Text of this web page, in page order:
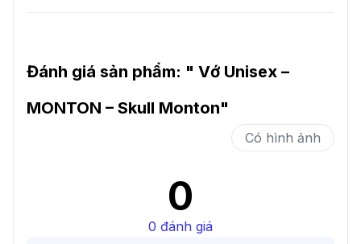
Đánh giá sản phẩm: " Vớ Unisex –
MONTON – Skull Monton"
Có hình ảnh
0
0 đánh giá